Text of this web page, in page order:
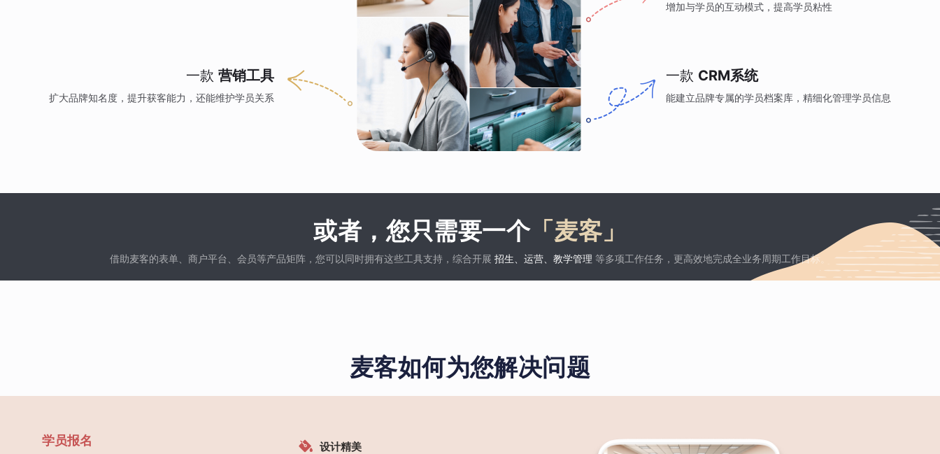
一款 营销工具
扩大品牌知名度，提升获客能力，还能维护学员关系
增加与学员的互动模式，提高学员粘性
一款 CRM系统
能建立品牌专属的学员档案库，精细化管理学员信息
或者，您只需要一个「麦客」
借助麦客的表单、商户平台、会员等产品矩阵，您可以同时拥有这些工具支持，综合开展 招生、运营、教学管理 等多项工作任务，更高效地完成全业务周期工作目标。
麦客如何为您解决问题
学员报名 设计精美